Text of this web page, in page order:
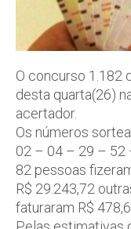
O concurso 1.182
desta quarta(26)
acertador.
Os números
02 – 04 – 29 – 52
82 pessoas
R$ 29.243,72
faturaram R$